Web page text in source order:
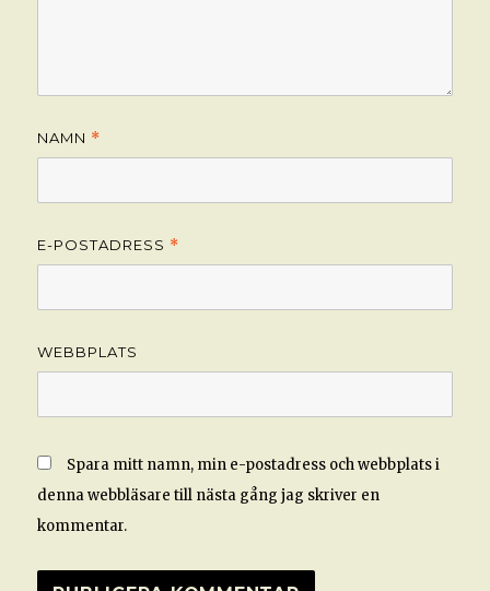
NAMN *
E-POSTADRESS *
WEBBPLATS
Spara mitt namn, min e-postadress och webbplats i
denna webbläsare till nästa gång jag skriver en
kommentar.